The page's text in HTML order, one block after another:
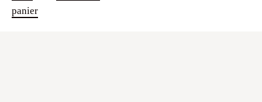
panier